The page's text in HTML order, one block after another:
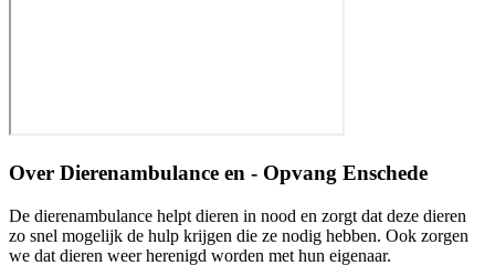
Over Dierenambulance en - Opvang Enschede
De dierenambulance helpt dieren in nood en zorgt dat deze dieren
zo snel mogelijk de hulp krijgen die ze nodig hebben. Ook zorgen
we dat dieren weer herenigd worden met hun eigenaar.